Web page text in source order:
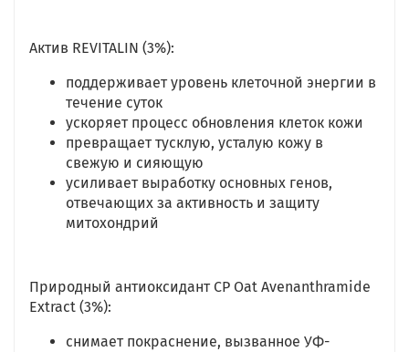
Актив REVITALIN (3%):
поддерживает уровень клеточной энергии в
течение суток
ускоряет процесс обновления клеток кожи
превращает тусклую, усталую кожу в
свежую и сияющую
усиливает выработку основных генов,
отвечающих за активность и защиту
митохондрий
Природный антиоксидант CP Oat Avenanthramide
Extract (3%):
снимает покраснение, вызванное УФ-